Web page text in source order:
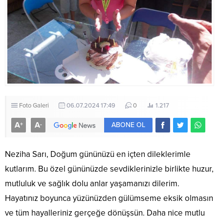
Foto Galeri 06.07.2024 17:49 0 1.217
A+ A- ABONE OL
Neziha Sarı, Doğum gününüzü en içten dileklerimle
kutlarım. Bu özel gününüzde sevdiklerinizle birlikte huzur,
mutluluk ve sağlık dolu anlar yaşamanızı dilerim.
Hayatınız boyunca yüzünüzden gülümseme eksik olmasın
ve tüm hayalleriniz gerçeğe dönüşsün. Daha nice mutlu